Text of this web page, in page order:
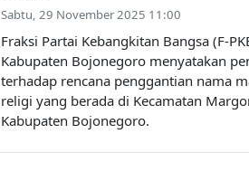
Sabtu, 29 November 2025 11:00
Fraksi Partai Kebangkitan Bangsa (F-
Kabupaten Bojonegoro menyatakan
terhadap rencana penggantian nama
religi yang berada di Kecamatan
Kabupaten Bojonegoro.